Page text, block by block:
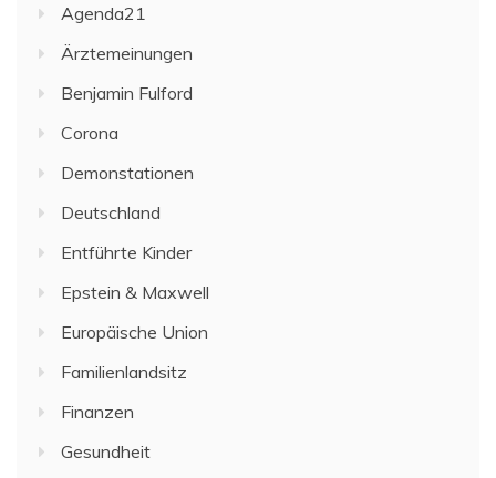
Agenda21
Ärztemeinungen
Benjamin Fulford
Corona
Demonstationen
Deutschland
Entführte Kinder
Epstein & Maxwell
Europäische Union
Familienlandsitz
Finanzen
Gesundheit